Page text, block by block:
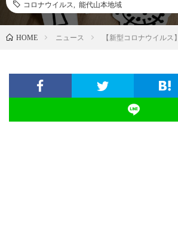
コロナウイルス
能代山本地域
HOME ニュース 【新型コロナウイル